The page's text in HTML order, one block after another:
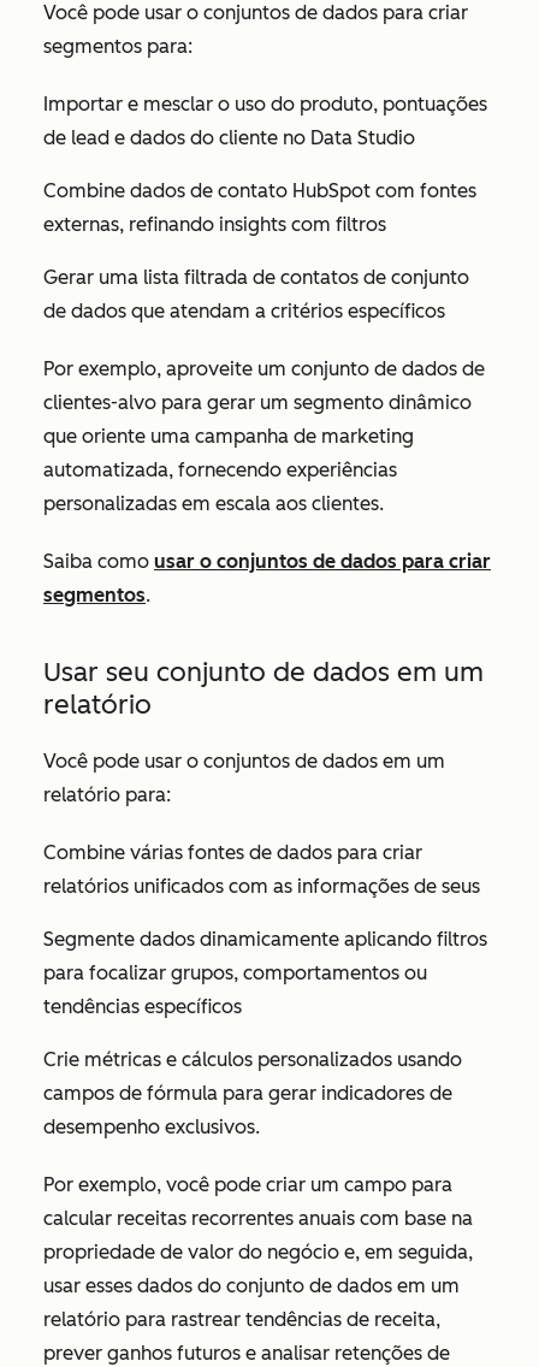
Você pode usar o conjuntos de dados para criar
segmentos para:
Importar e mesclar o uso do produto, pontuações
de lead e dados do cliente no Data Studio
Combine dados de contato HubSpot com fontes
externas, refinando insights com filtros
Gerar uma lista filtrada de contatos de conjunto
de dados que atendam a critérios específicos
Por exemplo, aproveite um conjunto de dados de
clientes-alvo para gerar um segmento dinâmico
que oriente uma campanha de marketing
automatizada, fornecendo experiências
personalizadas em escala aos clientes.
Saiba como usar o conjuntos de dados para criar
segmentos.
Usar seu conjunto de dados em um
relatório
Você pode usar o conjuntos de dados em um
relatório para:
Combine várias fontes de dados para criar
relatórios unificados com as informações de seus
Segmente dados dinamicamente aplicando filtros
para focalizar grupos, comportamentos ou
tendências específicos
Crie métricas e cálculos personalizados usando
campos de fórmula para gerar indicadores de
desempenho exclusivos.
Por exemplo, você pode criar um campo para
calcular receitas recorrentes anuais com base na
propriedade de valor do negócio e, em seguida,
usar esses dados do conjunto de dados em um
relatório para rastrear tendências de receita,
prever ganhos futuros e analisar retenções de